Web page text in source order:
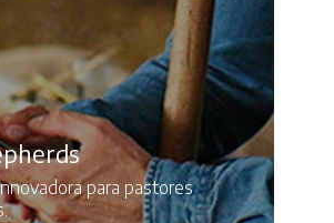
para pastores